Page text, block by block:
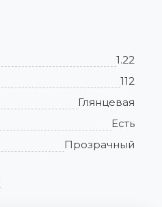
1.22
112
Глянцевая
Есть
Прозрачный